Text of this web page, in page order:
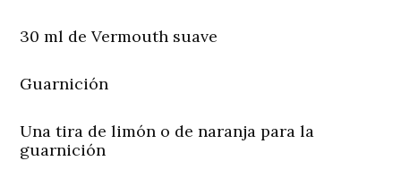
30 ml de Vermouth suave
Guarnición
Una tira de limón o de naranja para la
guarnición